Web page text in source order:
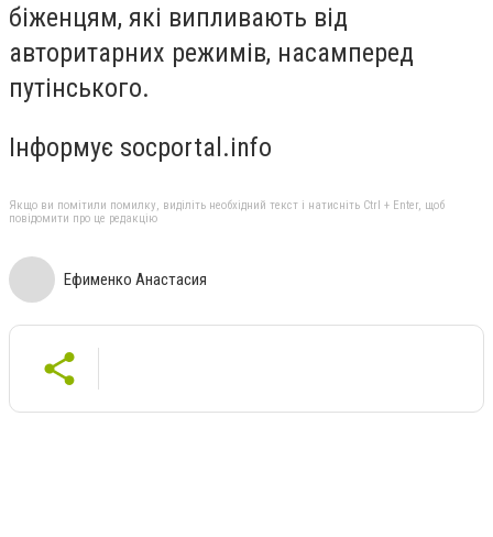
біженцям, які випливають від
авторитарних режимів, насамперед
путінського.
Інформує socportal.info
Якщо ви помітили помилку, виділіть необхідний текст і натисніть Ctrl + Enter, щоб
повідомити про це редакцію
Ефименко Анастасия